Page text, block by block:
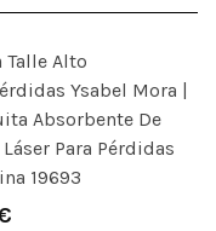
Talle Alto
Ysabel Mora |
Absorbente De
Para Pérdidas
19693